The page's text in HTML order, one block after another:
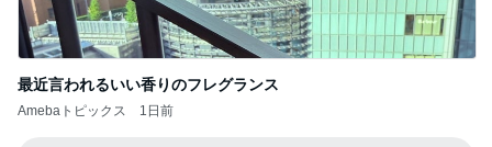
最近言われるいい香りのフレグランス
Amebaトピックス 1日前